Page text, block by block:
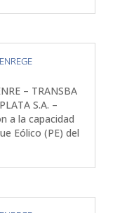
– TRANSBA
S.A. –
a la capacidad
Eólico (PE) del